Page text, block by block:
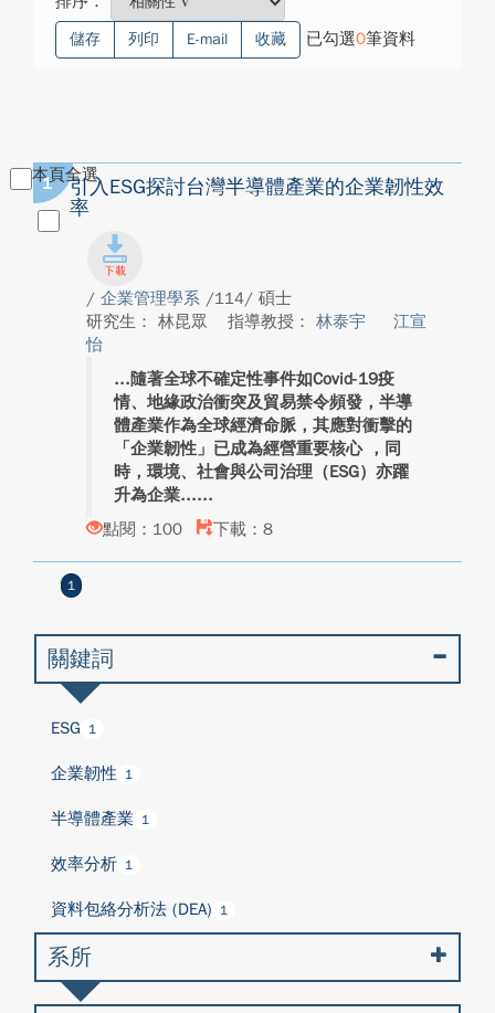
儲存 列印 E-mail 收藏 已勾選0筆資料
本頁全選
1
引入ESG探討台灣半導體產業的企業韌性效
率
/ 企業管理學系 /114/ 碩士
研究生： 林昆眾
指導教授： 林泰宇
江宣
怡
隨著全球不確定性事件如Covid-19疫
情、地緣政治衝突及貿易禁令頻發，半導
體產業作為全球經濟命脈，其應對衝擊的
「企業韌性」已成為經營重要核心 ，同
時，環境、社會與公司治理（ESG）亦躍
升為企業...
點閱：100
下載：8
1
關鍵詞
ESG 1
企業韌性 1
半導體產業 1
效率分析 1
資料包絡分析法 (DEA) 1
系所